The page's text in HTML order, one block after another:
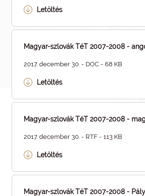
Letöltés
Magyar-szlovák TéT 2007-2008 -
2017. december 30. - DOC - 68 KB
Letöltés
Magyar-szlovák TéT 2007-2008 -
2017. december 30. - RTF - 113 KB
Letöltés
Magyar-szlovák TéT 2007-2008 -